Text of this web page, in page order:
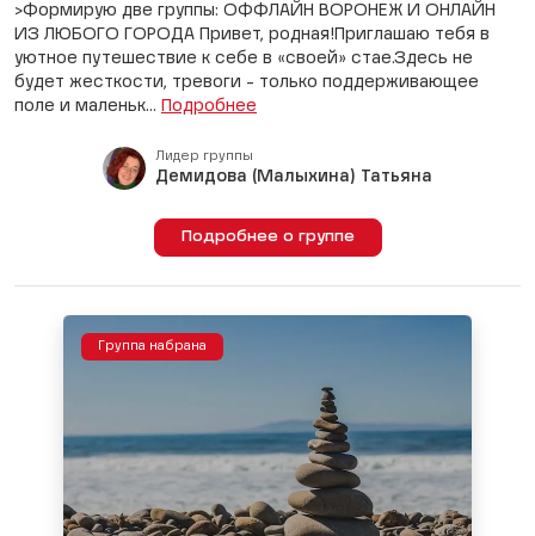
>Формирую две группы: ОФФЛАЙН ВОРОНЕЖ И ОНЛАЙН
ИЗ ЛЮБОГО ГОРОДА Привет, родная!Приглашаю тебя в
уютное путешествие к себе в «своей» стае.Здесь не
будет жесткости, тревоги - только поддерживающее
поле и маленьк... Подробнее
Лидер группы
Демидова (Малыхина) Татьяна
Подробнее о группе
Группа набрана